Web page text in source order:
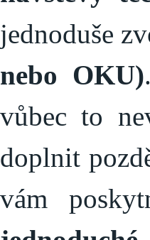
jednoduše
nebo OKU)
vůbec to
doplnit
vám